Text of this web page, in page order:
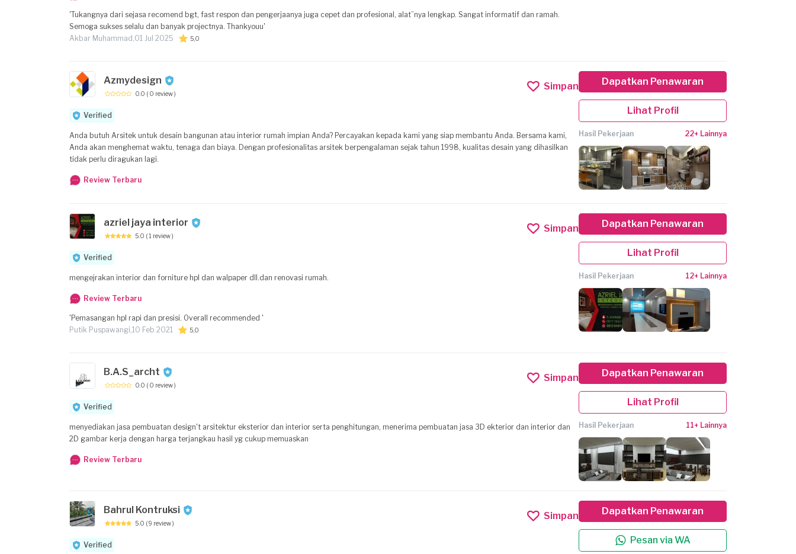
'Tukangnya dari sejasa recomend bgt, fast respon dan pengerjaanya juga cepet dan profesional, alat”nya lengkap. Sangat informatif dan ramah.
Semoga sukses selalu dan banyak projectnya. Thankyouu'
Akbar Muhammad,01 Jul 2025 5,0
Azmydesign
0.0 ( 0 review )
Simpan
Verified
Anda butuh Arsitek untuk desain bangunan atau interior rumah impian Anda? Percayakan kepada kami yang siap membantu Anda. Bersama kami,
Anda akan menghemat waktu, tenaga dan biaya. Dengan profesionalitas arsitek berpengalaman sejak tahun 1998, kualitas desain yang dihasilkan
tidak perlu diragukan lagi.
Review Terbaru
Dapatkan Penawaran
Lihat Profil
Hasil Pekerjaan 22+ Lainnya
azriel jaya interior
5.0 ( 1 review )
Simpan
Verified
mengejrakan interior dan forniture hpl dan walpaper dll.dan renovasi rumah.
Review Terbaru
'Pemasangan hpl rapi dan presisi. Overall recommended '
Putik Puspawangi,10 Feb 2021 5,0
Dapatkan Penawaran
Lihat Profil
Hasil Pekerjaan 12+ Lainnya
B.A.S_archt
0.0 ( 0 review )
Simpan
Verified
menyediakan jasa pembuatan design't arsitektur eksterior dan interior serta penghitungan, menerima pembuatan jasa 3D ekterior dan interior dan
2D gambar kerja dengan harga terjangkau hasil yg cukup memuaskan
Review Terbaru
Dapatkan Penawaran
Lihat Profil
Hasil Pekerjaan 11+ Lainnya
Bahrul Kontruksi
5.0 ( 9 review )
Simpan
Verified
Dapatkan Penawaran
Pesan via WA